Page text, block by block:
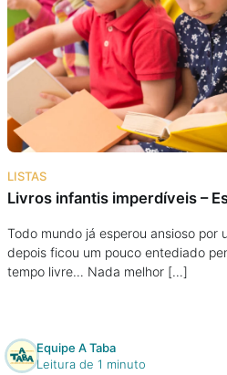
LISTAS
Livros infantis imperdíveis –
Todo mundo já esperou ansioso por
depois ficou um pouco entediado
tempo livre… Nada melhor […]
Equipe A Taba
Leitura de 1 minuto